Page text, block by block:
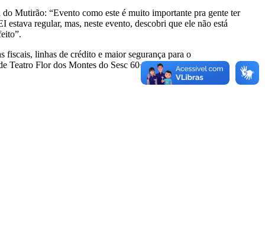
Mutirão: “Evento como este é muito importante pra gente ter
regular, mas, neste evento, descobri que ele não está
fiscais, linhas de crédito e maior segurança para o
Teatro Flor dos Montes do Sesc 60+.